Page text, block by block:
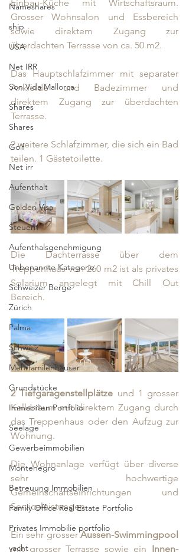
Nameshares
ship
USA
Net IRR
Son Vida Mallorca
Shares
Shares
Golf
Net irr
Aufenthalt
Golden Visa
Steuern
Aufenthalsgenehmigung
Unbenannte Kategorie
Schweizer Berge
Zürich
Palma
Schweiz
Mehrfamilenhäuser
Grundstücke
Immobilien Portfolio
Seelage
Gewerbeimmobilien
Montenegro
Betreuung Immobilien
Family Office Real Estate Portfolio
Privates Immobilie portfolio
yacht
Einbau-Küche mit Wirtschaftsraum.
Grosser Wohnsalon und Essbereich
sowie direktem Zugang zur
überdachten Terrasse von ca. 50 m2.
Das Hauptschlafzimmer mit separater
Ankleide und Badezimmer und
direktem Zugang zur überdachten
Terrasse.
2 weitere Schlafzimmer, die sich ein Bad
teilen. 1 Gästetoilette.
Die Dachterrasse über dem
Treppenhaus von 260 m2 ist als privates
Solarium angelegt mit Chill Out
Bereich.
2 Tiefgaragenstellplätze und 1 grosser
Kellerraum mit direktem Zugang durch
das Treppenhaus oder den Aufzug zur
Wohnung.
Die Wohnanlage verfügt über diverse
sehr hochwertige
Gemeinschaftseinrichtungen und
Serviceleistungen.
Ein sehr grosser Aussen-Swimmingpool
mit grosser Terrasse sowie ein Innen-